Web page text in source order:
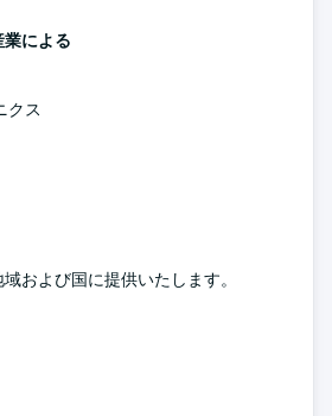
による
クス
および国に提供いたします。